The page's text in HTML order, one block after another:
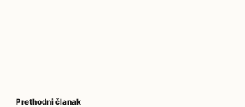
Prethodni članak